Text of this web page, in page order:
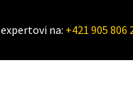
na: +421 905 806